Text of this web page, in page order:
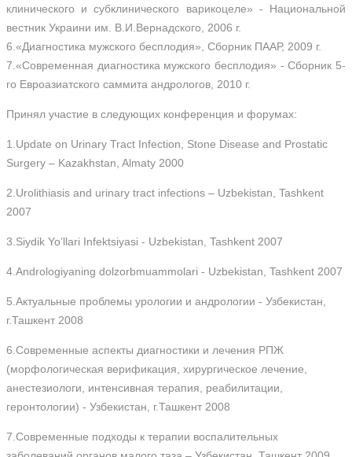
клинического и субклинического варикоцеле» - Национальной
вестник Украини им. В.И.Вернадского, 2006 г.
6.«Диагностика мужского бесплодия», Сборник ПААР, 2009 г.
7.«Современная диагностика мужского бесплодия» - Сборник 5-
го Евроазиатского саммита андрологов, 2010 г.
Принял участие в следующих конференция и форумах:
1.Update on Urinary Tract Infection, Stone Disease and Prostatic
Surgery – Kazakhstan, Almaty 2000
2.Urolithiasis and urinary tract infections – Uzbekistan, Tashkent
2007
3.Siydik Yo’llari Infektsiyasi - Uzbekistan, Tashkent 2007
4.Andrologiyaning dolzorbmuammolari - Uzbekistan, Tashkent 2007
5.Актуальные проблемы урологии и андрологии - Узбекистан,
г.Ташкент 2008
6.Современные аспекты диагностики и лечения РПЖ
(морфологическая верификация, хирургическое лечение,
анестезиологи, интенсивная терапия, реабилитации,
геронтологии) - Узбекистан, г.Ташкент 2008
7.Современные подходы к терапии воспалительных